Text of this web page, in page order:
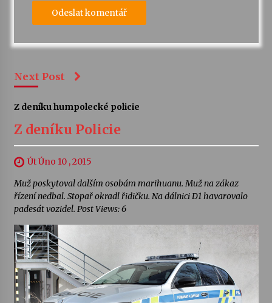
Next Post
Z deníku humpolecké policie
Z deníku Policie
Út Úno 10 , 2015
Muž poskytoval dalším osobám marihuanu. Muž na zákaz
řízení nedbal. Stopař okradl řidičku. Na dálnici D1 havarovalo
padesát vozidel. Post Views: 6